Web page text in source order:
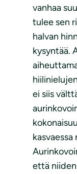
vanhaa
tulee sen
halvan
kysyntää.
ei siis
että